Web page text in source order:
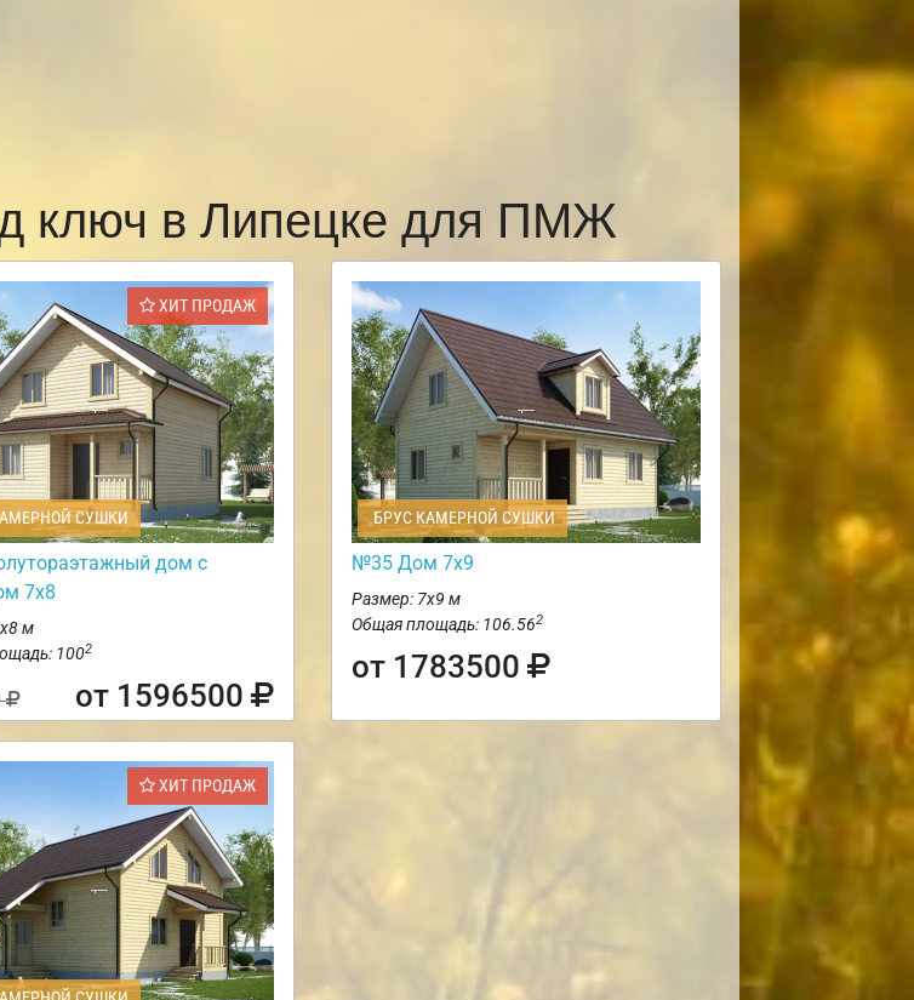
ключ в Липецке для ПМЖ
ХИТ ПРОДАЖ
СУШКИ
дом с
7х8
м
1002
от 1596500
БРУС КАМЕРНОЙ СУШКИ
№35 Дом 7х9
Размер: 7х9 м
Общая площадь: 106.562
от 1783500
ХИТ ПРОДАЖ